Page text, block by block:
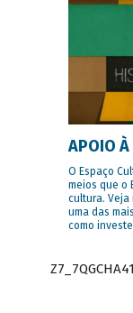
APOIO À
O Espaço
meios que o
cultura. Veja
uma das
como